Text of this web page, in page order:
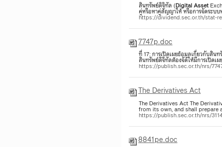
สินทรัพย์ดิจิทัล (DigitalAsset
คู่หรือหาคู่สัญญาให้ หรือการจัดระบ
https://dividend.sec.or.th/stat-
7747p.doc
ที่ 17: การเปิดเผยข้อมูลเกี่ยวกับสิน
สินทรัพย์ดิจิทัลต้องจัดให้มีการเปิดเ
https://publish.sec.or.th/nrs/
The Derivatives Act
The Derivatives Act The
from its own, and shall
https://publish.sec.or.th/nrs/
8841pe.doc